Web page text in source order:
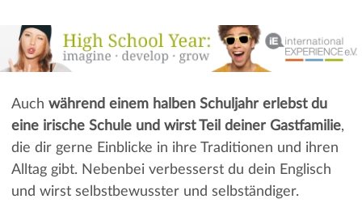
Auch während einem halben Schuljahr erlebst du
eine irische Schule und wirst Teil deiner Gastfamilie,
die dir gerne Einblicke in ihre Traditionen und ihren
Alltag gibt. Nebenbei verbesserst du dein Englisch
und wirst selbstbewusster und selbständiger.